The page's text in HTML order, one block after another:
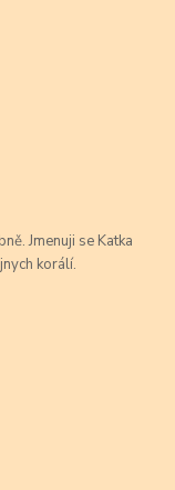
Jmenuji se Katka
korálí.